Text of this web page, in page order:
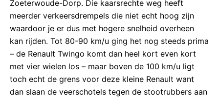
Zoeterwoude-Dorp. Die kaarsrechte weg heeft
meerder verkeersdrempels die niet echt hoog zijn
waardoor je er dus met hogere snelheid overheen
kan rijden. Tot 80-90 km/u ging het nog steeds prima
– de Renault Twingo komt dan heel kort even kort
met vier wielen los – maar boven de 100 km/u ligt
toch echt de grens voor deze kleine Renault want
dan slaan de veerschotels tegen de stootrubbers aan